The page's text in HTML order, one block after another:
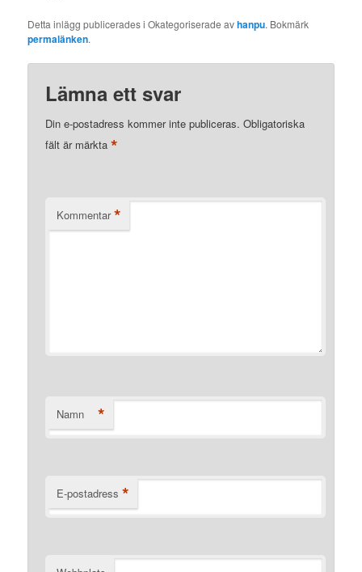
Detta inlägg publicerades i Okategoriserade avhanpu. Bokmärk
permalänken.
Lämna ett svar
Din e-postadress kommer inte publiceras. Obligatoriska
fält är märkta*
Kommentar *
Namn *
E-postadress *